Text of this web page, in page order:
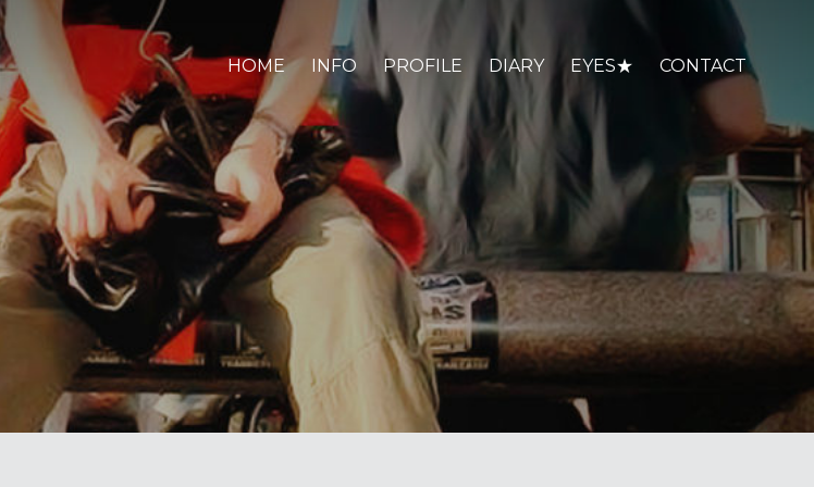
HOME INFO PROFILE DIARY EYES★ CONTACT